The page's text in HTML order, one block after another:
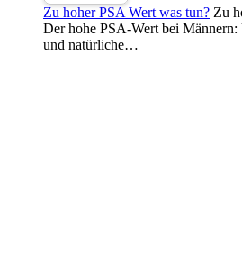
Zu hoher PSA Wert was tun? Zu
Der hohe PSA-Wert bei Männern:
und natürliche…